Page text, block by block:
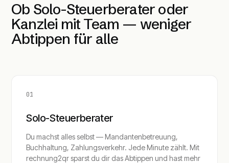
Ob Solo-Steuerberater oder
Kanzlei mit Team — weniger
Abtippen für alle
01
Solo-Steuerberater
Du machst alles selbst — Mandantenbetreuung,
Buchhaltung, Zahlungsverkehr. Jede Minute zählt. Mit
rechnung2qr sparst du dir das Abtippen und hast mehr